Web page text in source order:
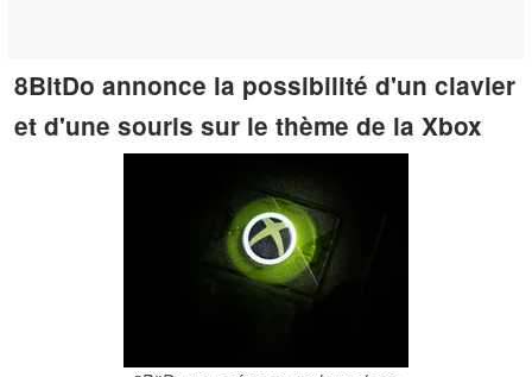
8BitDo annonce la possibilité d'un clavier
et d'une souris sur le thème de la Xbox